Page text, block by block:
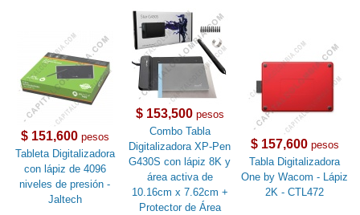
$ 151,600pesos
Tableta Digitalizadora
con lápiz de 4096
niveles de presión -
Jaltech
$ 153,500pesos
Combo Tabla
Digitalizadora XP-Pen
G430S con lápiz 8K y
área activa de
10.16cm x 7.62cm +
Protector de Área
$ 157,600pesos
Tabla Digitalizadora
One by Wacom - Lápiz
2K - CTL472